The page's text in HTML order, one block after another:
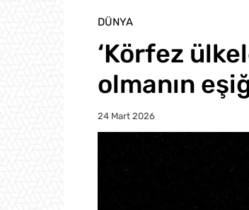
DÜNYA
‘Körfez
olmanın
24 Mart 2026